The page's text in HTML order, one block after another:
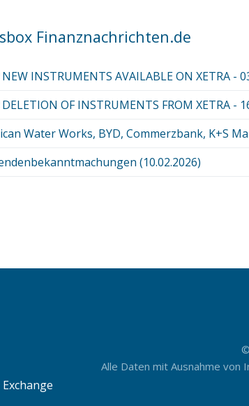
Finanznachrichten.de
NEW INSTRUMENTS AVAILABLE ON XETRA -
DELETION OF INSTRUMENTS FROM XETRA -
Water Works, BYD, Commerzbank, K+S
(10.02.2026)
Alle Daten mit Ausnahme